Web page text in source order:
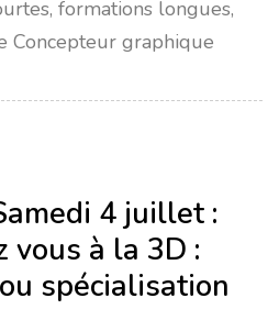
formations longues,
Concepteur graphique
4 juillet :
vous à la 3D :
spécialisation